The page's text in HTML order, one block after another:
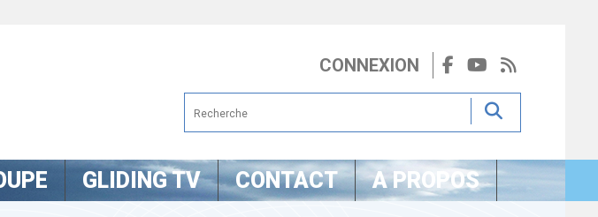
CONNEXION
GLIDING TV CONTACT A PROPOS